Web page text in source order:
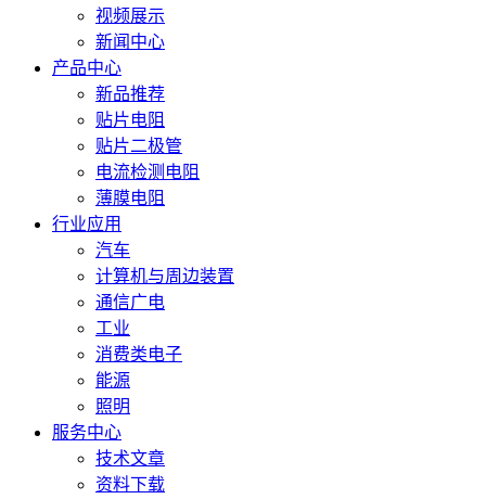
视频展示
新闻中心
产品中心
新品推荐
贴片电阻
贴片二极管
电流检测电阻
薄膜电阻
行业应用
汽车
计算机与周边装置
通信广电
工业
消费类电子
能源
照明
服务中心
技术文章
资料下载